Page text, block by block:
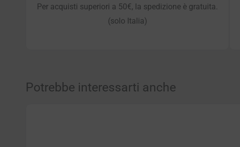
Per acquisti superiori a 50€, la spedizione è gratuita.
(solo Italia)
Potrebbe interessarti anche